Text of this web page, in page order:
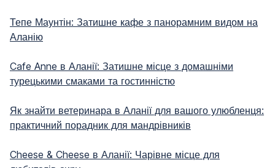
Тепе Маунтін: Затишне кафе з панорамним видом на
Аланію
Cafe Anne в Аланії: Затишне місце з домашніми
турецькими смаками та гостинністю
Як знайти ветеринара в Аланії для вашого улюбленця:
практичний порадник для мандрівників
Cheese & Cheese в Аланії: Чарівне місце для